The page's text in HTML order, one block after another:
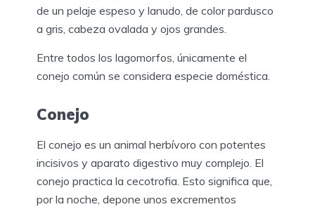
de un pelaje espeso y lanudo, de color pardusco
a gris, cabeza ovalada y ojos grandes.
Entre todos los lagomorfos, únicamente el
conejo común se considera especie doméstica.
Conejo
El conejo es un animal herbívoro con potentes
incisivos y aparato digestivo muy complejo. El
conejo practica la cecotrofia. Esto significa que,
por la noche, depone unos excrementos